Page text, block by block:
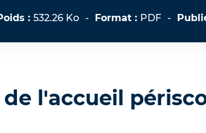
: 532.26 Ko - Format : PDF -
de l'accueil